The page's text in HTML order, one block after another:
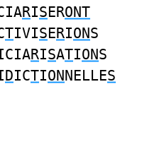
RISERONT
TIVISERIONS
RISATIONS
DICTIONNELLES